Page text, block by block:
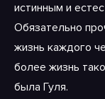
истинным и
Обязательно
жизнь каждого
более жизнь
была Гуля.